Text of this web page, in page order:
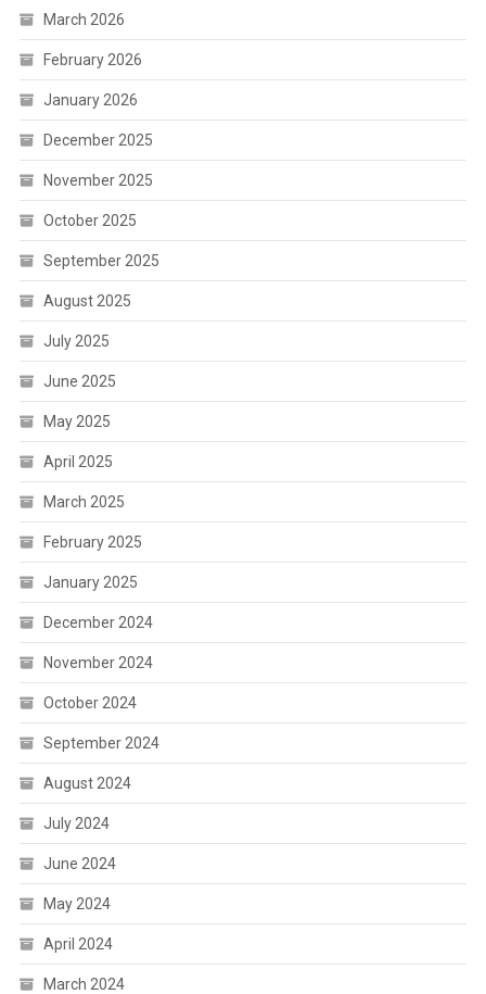
March 2026
February 2026
January 2026
December 2025
November 2025
October 2025
September 2025
August 2025
July 2025
June 2025
May 2025
April 2025
March 2025
February 2025
January 2025
December 2024
November 2024
October 2024
September 2024
August 2024
July 2024
June 2024
May 2024
April 2024
March 2024